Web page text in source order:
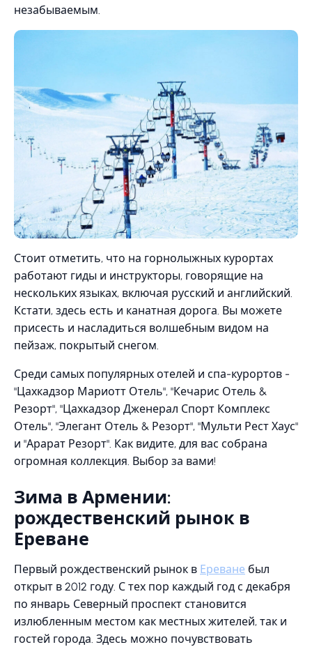
незабываемым.
Стоит отметить, что на горнолыжных курортах
работают гиды и инструкторы, говорящие на
нескольких языках, включая русский и английский.
Кстати, здесь есть и канатная дорога. Вы можете
присесть и насладиться волшебным видом на
пейзаж, покрытый снегом.
Среди самых популярных отелей и спа-курортов -
"Цахкадзор Мариотт Отель", "Кечарис Отель &
Резорт", "Цахкадзор Дженерал Спорт Комплекс
Отель", "Элегант Отель & Резорт", "Мульти Рест Хаус"
и "Арарат Резорт". Как видите, для вас собрана
огромная коллекция. Выбор за вами!
Зима в Армении:
рождественский рынок в
Ереване
Первый рождественский рынок в Ереване был
открыт в 2012 году. С тех пор каждый год с декабря
по январь Северный проспект становится
излюбленным местом как местных жителей, так и
гостей города. Здесь можно почувствовать